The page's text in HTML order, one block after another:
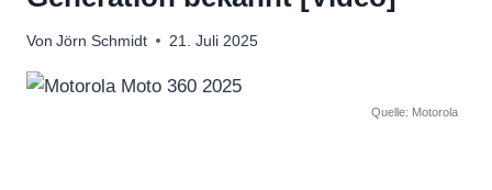
Von Jörn Schmidt 21. Juli 2025
Quelle: Motorola